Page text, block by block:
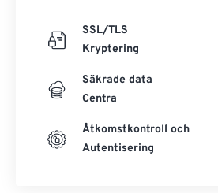
SSL/TLS
Kryptering
Säkrade data
Centra
Åtkomstkontroll och
Autentisering